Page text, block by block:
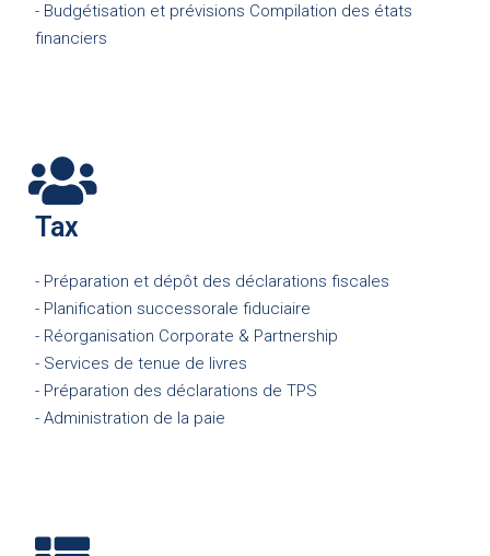
- Budgétisation et prévisions Compilation des états
financiers
Tax
- Préparation et dépôt des déclarations fiscales
- Planification successorale fiduciaire
- Réorganisation Corporate & Partnership
- Services de tenue de livres
- Préparation des déclarations de TPS
- Administration de la paie